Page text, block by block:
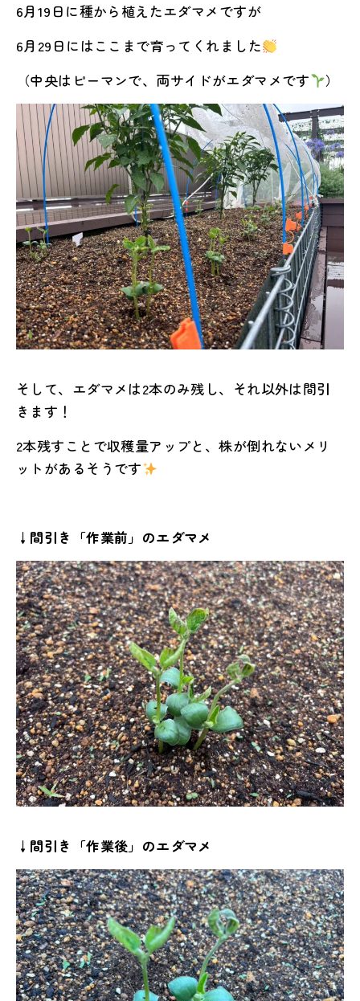
6月19日に種から植えたエダマメですが
6月29日にはここまで育ってくれました
（中央はピーマンで、両サイドがエダマメです
）
そして、エダマメは2本のみ残し、それ以外は間引
きます！
2本残すことで収穫量アップと、株が倒れないメリ
ットがあるそうです
↓間引き「作業前」のエダマメ
↓間引き「作業後」のエダマメ